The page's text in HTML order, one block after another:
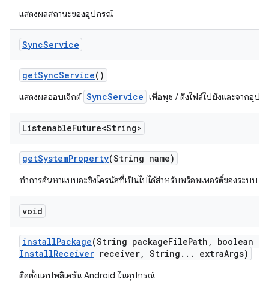
แสดงผลสถานะของอุปกรณ์
SyncService
getSyncService()
แสดงผลออบเจ็กต์ SyncService เพื่อพุช / ดึงไฟล์ไปยังและจากอุป
ListenableFuture<String>
getSystemProperty(String name)
ทำการค้นหาแบบอะซิงโครนัสที่เป็นไปได้สำหรับพร็อพเพอร์ตี้ของระบบ
void
installPackage(String packageFilePath ,
boolean
InstallReceiver receiver, String . . . extraArgs)
ติดตั้งแอปพลิเคชัน Android ในอุปกรณ์